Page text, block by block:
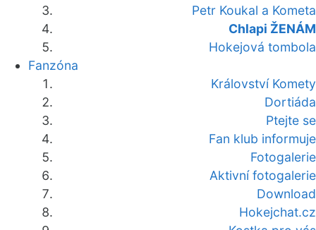
Petr Koukal a Kometa
Chlapi ŽENÁM
Hokejová tombola
Fanzóna
Království Komety
Dortiáda
Ptejte se
Fan klub informuje
Fotogalerie
Aktivní fotogalerie
Download
Hokejchat.cz